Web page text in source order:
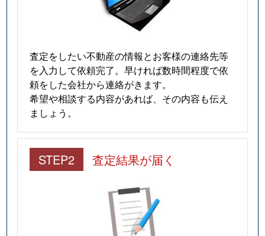
査定をしたい不動産の情報とお客様の連絡先等
を入力して依頼完了。早ければ数時間程度で依
頼をした会社から連絡がきます。
希望や相談する内容があれば、その内容も伝え
ましょう。
STEP2 査定結果が届く